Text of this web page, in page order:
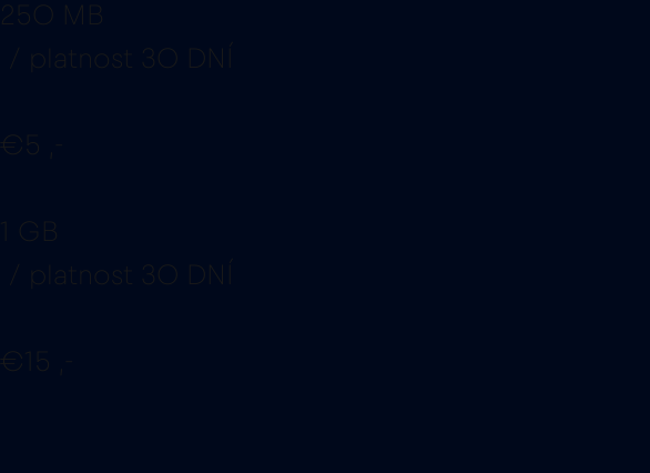
250 MB
/ platnost 30 DNÍ
€5 ,-
1 GB
/ platnost 30 DNÍ
€15 ,-